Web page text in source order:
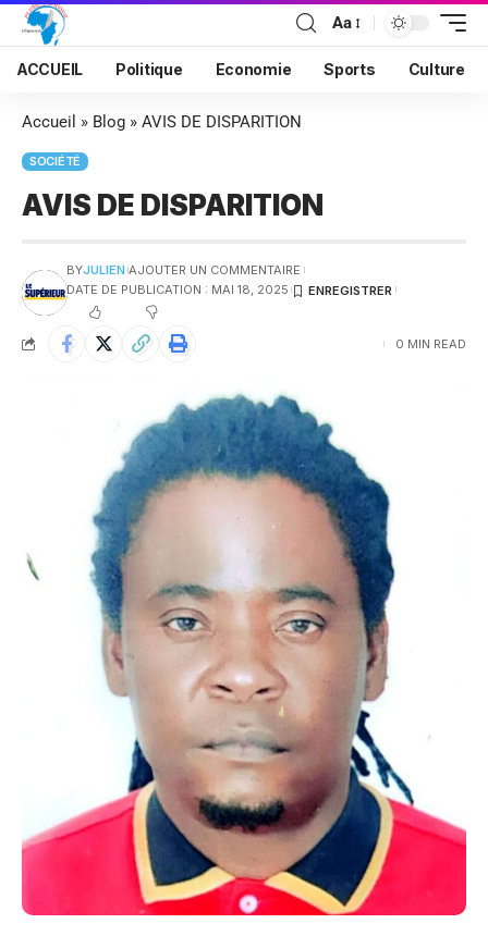
Aa
ACCUEIL Politique Economie Sports Culture
Accueil » Blog » AVIS DE DISPARITION
SOCIÉTÉ
AVIS DE DISPARITION
BYJULIEN AJOUTER UN COMMENTAIRE
DATE DE PUBLICATION : MAI 18, 2025
0 MIN READ